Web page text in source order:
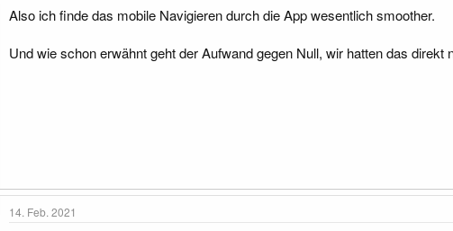
o
e
Also ich finde das mobile Navigieren durch die App wesentlich smoother.
Und wie schon erwähnt geht der Aufwand gegen Null, wir hatten das
14. Feb. 2021